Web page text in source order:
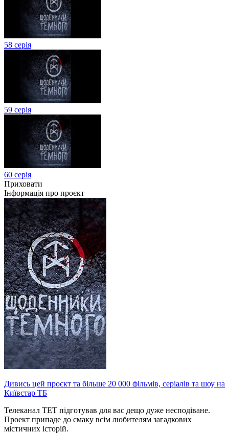
58 серія
59 серія
60 серія
Приховати
Інформація про проєкт
Дивись цей проєкт та більше 20 000 фільмів, серіалів та шоу на
Київстар ТБ
Телеканал ТЕТ підготував для вас дещо дуже несподіване.
Проект припаде до смаку всім любителям загадкових
містичних історій.